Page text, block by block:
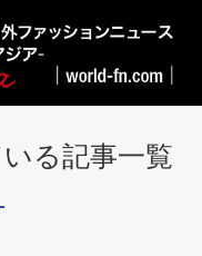
る記事一覧